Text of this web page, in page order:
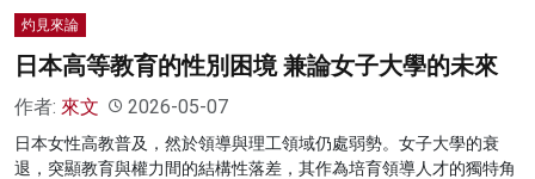
灼見來論
日本高等教育的性別困境 兼論女子大學的未來
作者: 來文 2026-05-07
日本女性高教普及，然於領導與理工領域仍處弱勢。女子大學的衰
退，突顯教育與權力間的結構性落差，其作為培育領導人才的獨特角